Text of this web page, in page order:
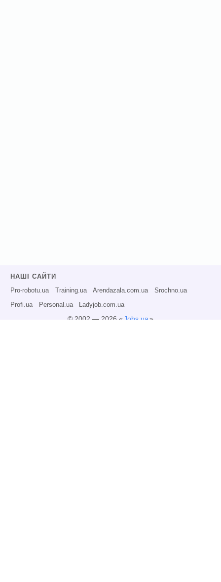
НАШІ САЙТИ
Pro-robotu.ua Training.ua Arendazala.com.ua Srochno.ua
Profi.ua Personal.ua Ladyjob.com.ua
© 2002 — 2026 « Jobs.ua»